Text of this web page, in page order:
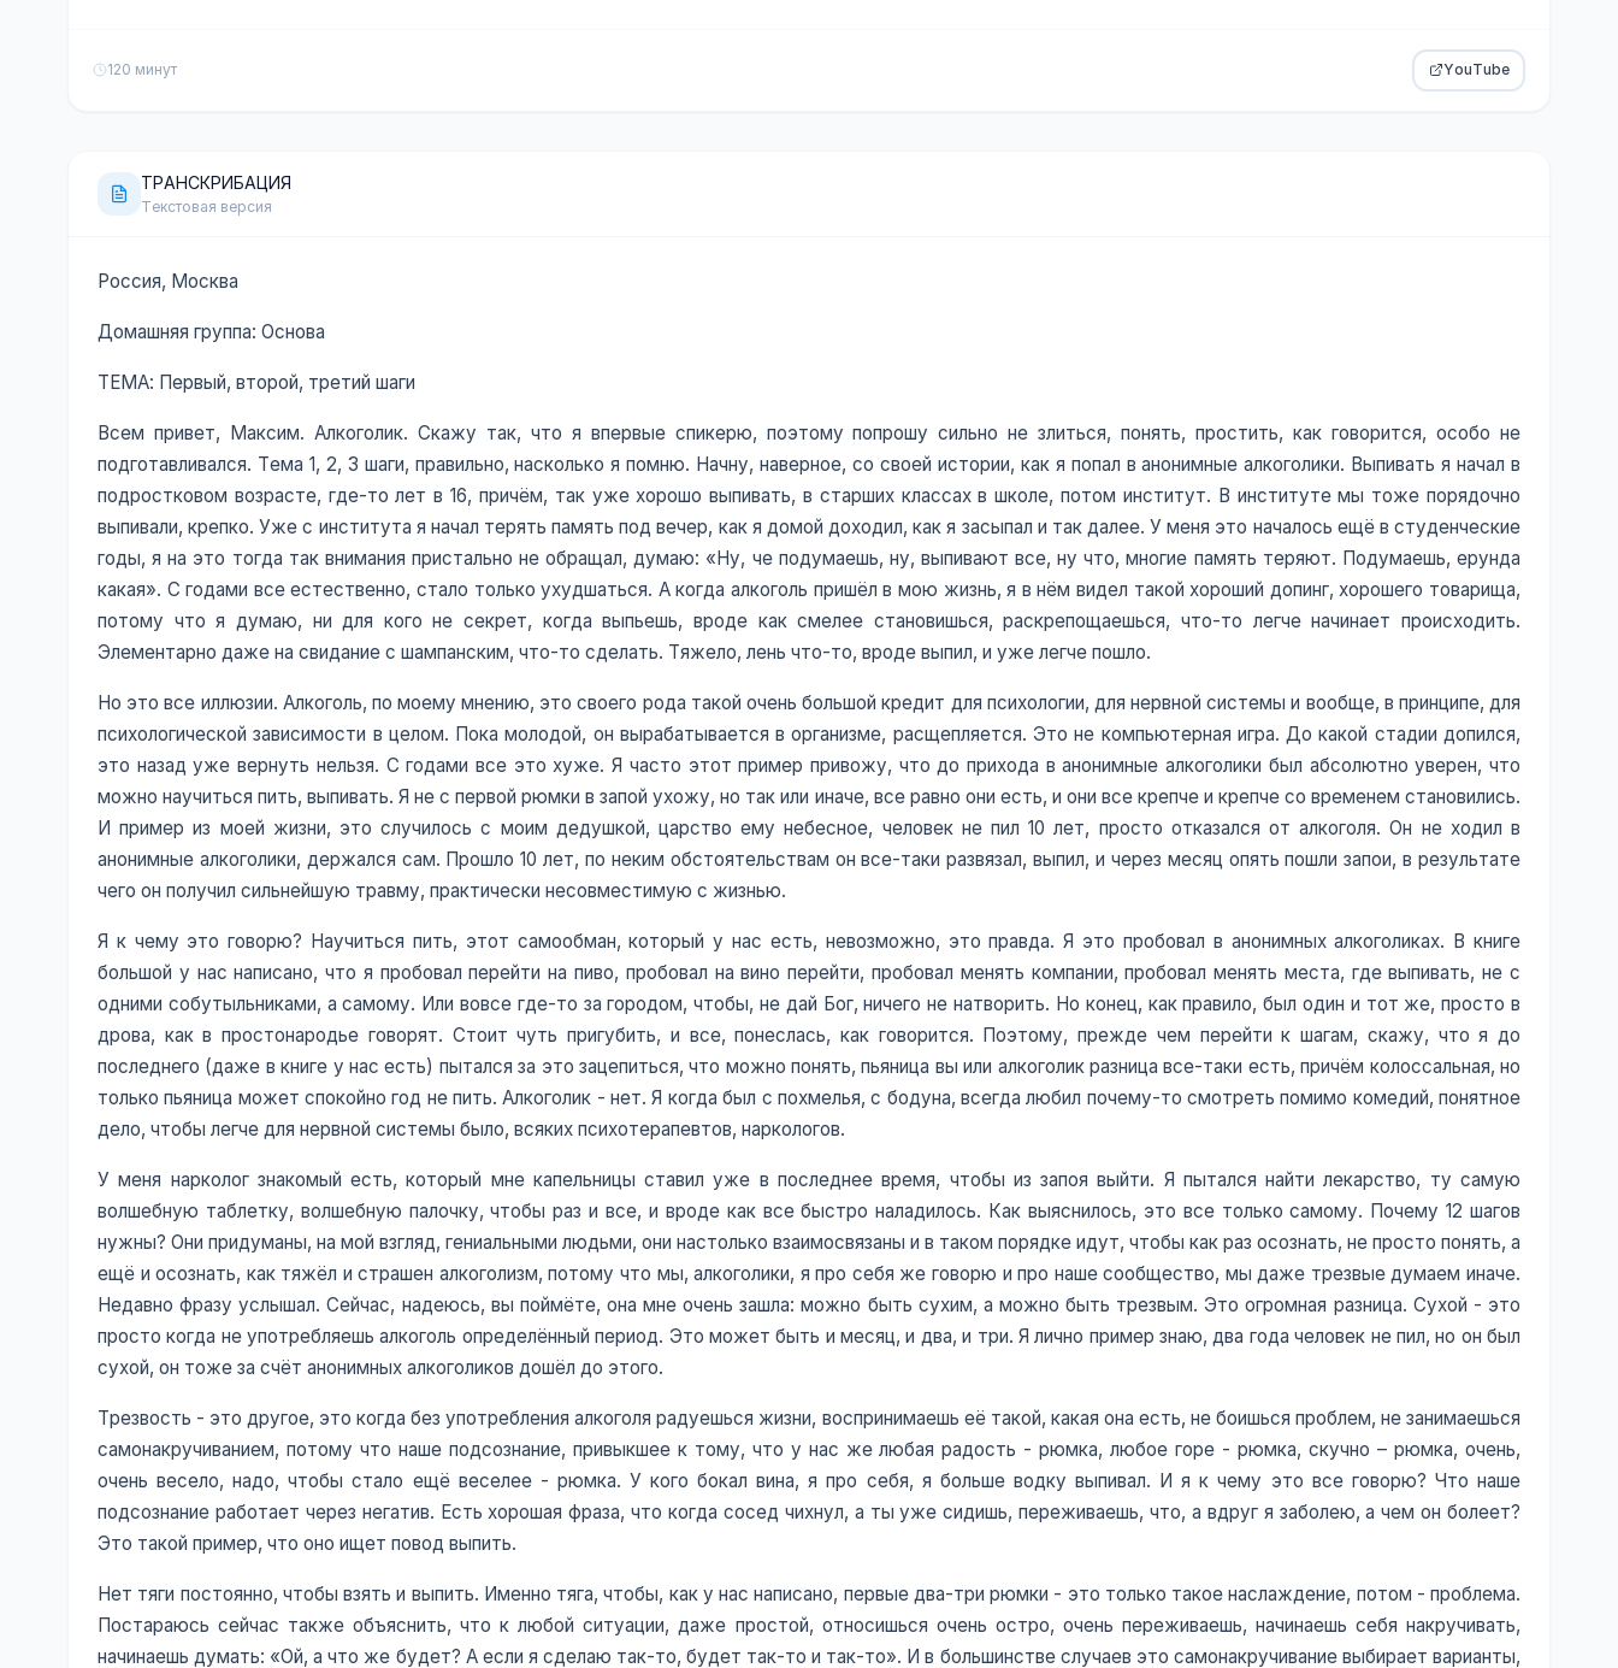
120 минут YouTube
ТРАНСКРИБАЦИЯ
Текстовая версия
Россия, Москва
Домашняя группа: Основа
ТЕМА: Первый, второй, третий шаги
Всем привет, Максим. Алкоголик. Скажу так, что я впервые спикерю, поэтому попрошу сильно не злиться, понять, простить, как говорится, особо не
подготавливался. Тема 1, 2, 3 шаги, правильно, насколько я помню. Начну, наверное, со своей истории, как я попал в анонимные алкоголики. Выпивать я начал в
подростковом возрасте, где-то лет в 16, причём, так уже хорошо выпивать, в старших классах в школе, потом институт. В институте мы тоже порядочно
выпивали, крепко. Уже с института я начал терять память под вечер, как я домой доходил, как я засыпал и так далее. У меня это началось ещё в студенческие
годы, я на это тогда так внимания пристально не обращал, думаю: «Ну, че подумаешь, ну, выпивают все, ну что, многие память теряют. Подумаешь, ерунда
какая». С годами все естественно, стало только ухудшаться. А когда алкоголь пришёл в мою жизнь, я в нём видел такой хороший допинг, хорошего товарища,
потому что я думаю, ни для кого не секрет, когда выпьешь, вроде как смелее становишься, раскрепощаешься, что-то легче начинает происходить.
Элементарно даже на свидание с шампанским, что-то сделать. Тяжело, лень что-то, вроде выпил, и уже легче пошло.
Но это все иллюзии. Алкоголь, по моему мнению, это своего рода такой очень большой кредит для психологии, для нервной системы и вообще, в принципе, для
психологической зависимости в целом. Пока молодой, он вырабатывается в организме, расщепляется. Это не компьютерная игра. До какой стадии допился,
это назад уже вернуть нельзя. С годами все это хуже. Я часто этот пример привожу, что до прихода в анонимные алкоголики был абсолютно уверен, что
можно научиться пить, выпивать. Я не с первой рюмки в запой ухожу, но так или иначе, все равно они есть, и они все крепче и крепче со временем становились.
И пример из моей жизни, это случилось с моим дедушкой, царство ему небесное, человек не пил 10 лет, просто отказался от алкоголя. Он не ходил в
анонимные алкоголики, держался сам. Прошло 10 лет, по неким обстоятельствам он все-таки развязал, выпил, и через месяц опять пошли запои, в результате
чего он получил сильнейшую травму, практически несовместимую с жизнью.
Я к чему это говорю? Научиться пить, этот самообман, который у нас есть, невозможно, это правда. Я это пробовал в анонимных алкоголиках. В книге
большой у нас написано, что я пробовал перейти на пиво, пробовал на вино перейти, пробовал менять компании, пробовал менять места, где выпивать, не с
одними собутыльниками, а самому. Или вовсе где-то за городом, чтобы, не дай Бог, ничего не натворить. Но конец, как правило, был один и тот же, просто в
дрова, как в простонародье говорят. Стоит чуть пригубить, и все, понеслась, как говорится. Поэтому, прежде чем перейти к шагам, скажу, что я до
последнего (даже в книге у нас есть) пытался за это зацепиться, что можно понять, пьяница вы или алкоголик разница все-таки есть, причём колоссальная, но
только пьяница может спокойно год не пить. Алкоголик - нет. Я когда был с похмелья, с бодуна, всегда любил почему-то смотреть помимо комедий, понятное
дело, чтобы легче для нервной системы было, всяких психотерапевтов, наркологов.
У меня нарколог знакомый есть, который мне капельницы ставил уже в последнее время, чтобы из запоя выйти. Я пытался найти лекарство, ту самую
волшебную таблетку, волшебную палочку, чтобы раз и все, и вроде как все быстро наладилось. Как выяснилось, это все только самому. Почему 12 шагов
нужны? Они придуманы, на мой взгляд, гениальными людьми, они настолько взаимосвязаны и в таком порядке идут, чтобы как раз осознать, не просто понять, а
ещё и осознать, как тяжёл и страшен алкоголизм, потому что мы, алкоголики, я про себя же говорю и про наше сообщество, мы даже трезвые думаем иначе.
Недавно фразу услышал. Сейчас, надеюсь, вы поймёте, она мне очень зашла: можно быть сухим, а можно быть трезвым. Это огромная разница. Сухой - это
просто когда не употребляешь алкоголь определённый период. Это может быть и месяц, и два, и три. Я лично пример знаю, два года человек не пил, но он был
сухой, он тоже за счёт анонимных алкоголиков дошёл до этого.
Трезвость - это другое, это когда без употребления алкоголя радуешься жизни, воспринимаешь её такой, какая она есть, не боишься проблем, не занимаешься
самонакручиванием, потому что наше подсознание, привыкшее к тому, что у нас же любая радость - рюмка, любое горе - рюмка, скучно – рюмка, очень,
очень весело, надо, чтобы стало ещё веселее - рюмка. У кого бокал вина, я про себя, я больше водку выпивал. И я к чему это все говорю? Что наше
подсознание работает через негатив. Есть хорошая фраза, что когда сосед чихнул, а ты уже сидишь, переживаешь, что, а вдруг я заболею, а чем он болеет?
Это такой пример, что оно ищет повод выпить.
Нет тяги постоянно, чтобы взять и выпить. Именно тяга, чтобы, как у нас написано, первые два-три рюмки - это только такое наслаждение, потом - проблема.
Постараюсь сейчас также объяснить, что к любой ситуации, даже простой, относишься очень остро, очень переживаешь, начинаешь себя накручивать,
начинаешь думать: «Ой, а что же будет? А если я сделаю так-то, будет так-то и так-то». И в большинстве случаев это самонакручивание выбирает варианты,